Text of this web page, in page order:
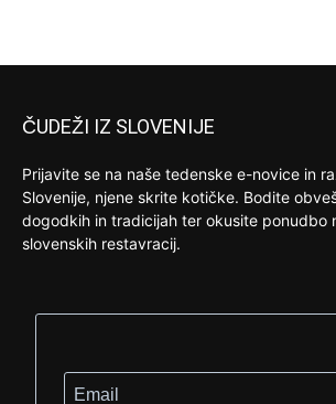
ČUDEŽI IZ SLOVENIJE
Prijavite se na naše tedenske e-novice in
Slovenije, njene skrite kotičke. Bodite
dogodkih in tradicijah ter okusite ponudbo
slovenskih restavracij.